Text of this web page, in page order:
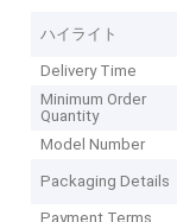
ハイライト
Delivery Time
Minimum Order
Quantity
Model Number
Packaging Details
Payment Terms